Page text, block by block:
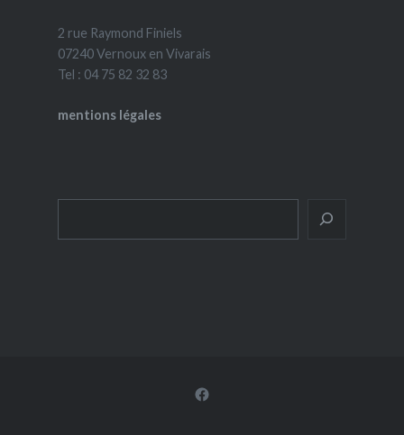
2 rue Raymond Finiels
07240 Vernoux en Vivarais
Tel : 04 75 82 32 83
mentions légales
Facebook